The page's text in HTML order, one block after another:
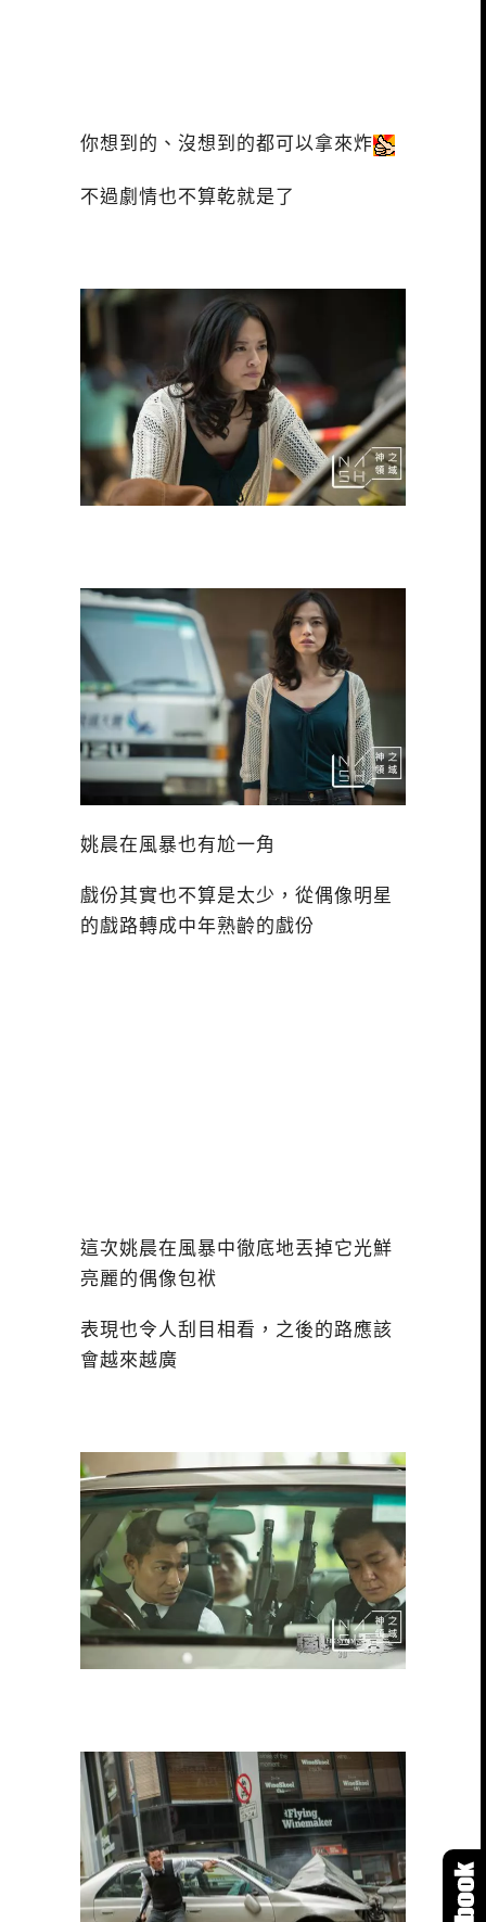
你想到的、沒想到的都可以拿來炸
不過劇情也不算乾就是了
姚晨在風暴也有尬一角
戲份其實也不算是太少，從偶像明星
的戲路轉成中年熟齡的戲份
這次姚晨在風暴中徹底地丟掉它光鮮
亮麗的偶像包袱
表現也令人刮目相看，之後的路應該
會越來越廣